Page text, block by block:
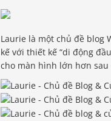
Laurie là một chủ đề blog
kế với thiết kế “di động
cho màn hình lớn hơn